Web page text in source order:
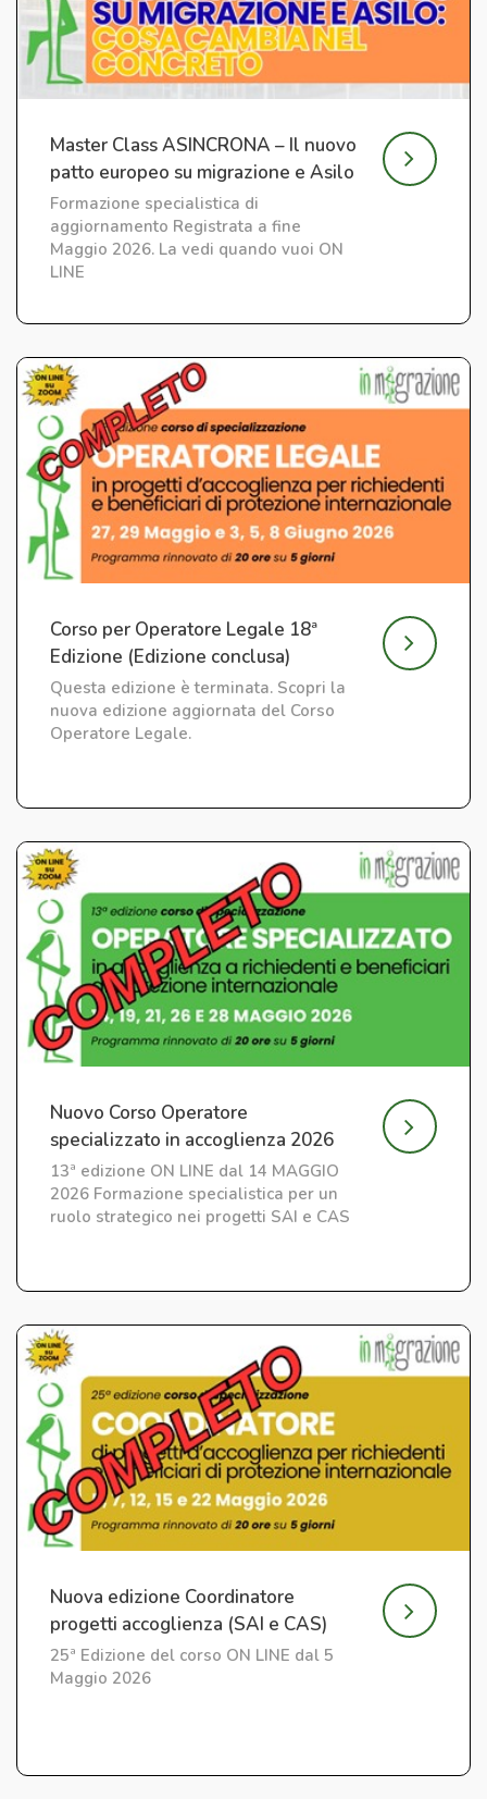
Master Class ASINCRONA – Il nuovo
patto europeo su migrazione e Asilo
Formazione specialistica di
aggiornamento Registrata a fine
Maggio 2026. La vedi quando vuoi ON
LINE
Corso per Operatore Legale 18ª
Edizione (Edizione conclusa)
Questa edizione è terminata. Scopri la
nuova edizione aggiornata del Corso
Operatore Legale.
Nuovo Corso Operatore
specializzato in accoglienza 2026
13ª edizione ON LINE dal 14 MAGGIO
2026 Formazione specialistica per un
ruolo strategico nei progetti SAI e CAS
Nuova edizione Coordinatore
progetti accoglienza (SAI e CAS)
25ª Edizione del corso ON LINE dal 5
Maggio 2026